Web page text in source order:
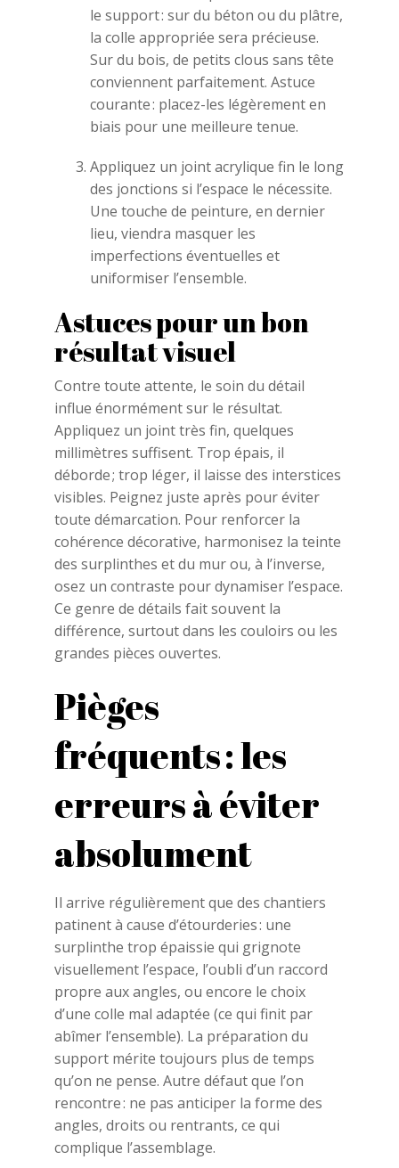
le support : sur du béton ou du plâtre,
la colle appropriée sera précieuse.
Sur du bois, de petits clous sans tête
conviennent parfaitement. Astuce
courante : placez-les légèrement en
biais pour une meilleure tenue.
Appliquez un joint acrylique fin le long
des jonctions si l’espace le nécessite.
Une touche de peinture, en dernier
lieu, viendra masquer les
imperfections éventuelles et
uniformiser l’ensemble.
Astuces pour un bon
résultat visuel
Contre toute attente, le soin du détail
influe énormément sur le résultat.
Appliquez un joint très fin, quelques
millimètres suffisent. Trop épais, il
déborde ; trop léger, il laisse des interstices
visibles. Peignez juste après pour éviter
toute démarcation. Pour renforcer la
cohérence décorative, harmonisez la teinte
des surplinthes et du mur ou, à l’inverse,
osez un contraste pour dynamiser l’espace.
Ce genre de détails fait souvent la
différence, surtout dans les couloirs ou les
grandes pièces ouvertes.
Pièges
fréquents : les
erreurs à éviter
absolument
Il arrive régulièrement que des chantiers
patinent à cause d’étourderies : une
surplinthe trop épaissie qui grignote
visuellement l’espace, l’oubli d’un raccord
propre aux angles, ou encore le choix
d’une colle mal adaptée (ce qui finit par
abîmer l’ensemble). La préparation du
support mérite toujours plus de temps
qu’on ne pense. Autre défaut que l’on
rencontre : ne pas anticiper la forme des
angles, droits ou rentrants, ce qui
complique l’assemblage.